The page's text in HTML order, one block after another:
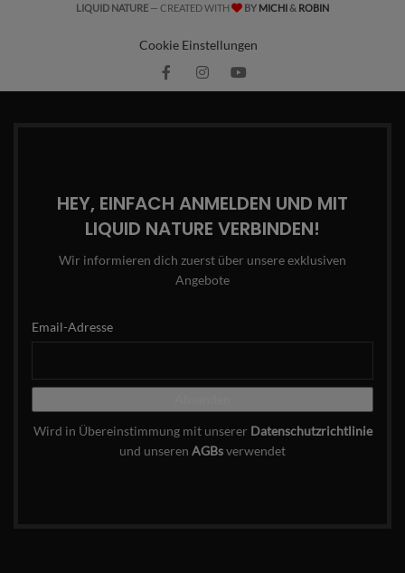
LIQUID NATURE — CREATED WITH BY MICHI& ROBIN
Cookie Einstellungen
HEY, EINFACH ANMELDEN UND MIT
LIQUID NATURE VERBINDEN!
Wir informieren dich zuerst über unsere exklusiven
Angebote
Email-Adresse
Wird in Übereinstimmung mit unserer Datenschutzrichtlinie
und unseren AGBsverwendet